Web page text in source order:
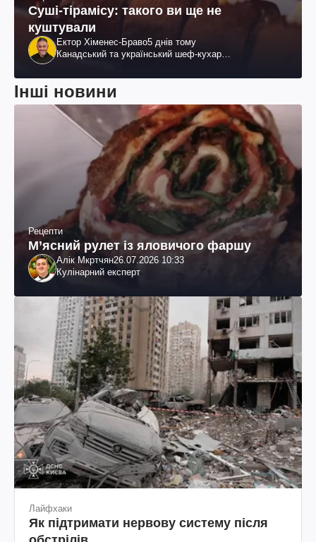
Суші-тірамісу: такого ви ще не
куштували
Ектор Хіменес-Браво5 днів тому
Канадський та український шеф-кухар
Інші новини
Рецепти
М’ясний рулет із яловичого фаршу
Алік Мкртчян26.07.2026 10:33
Кулінарний експерт
Лайфхаки
Як підтримати нервову систему після